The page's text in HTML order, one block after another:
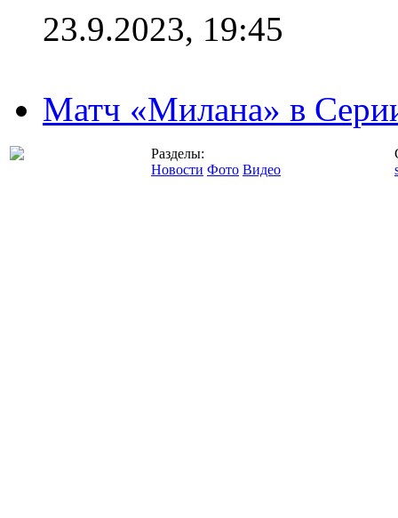
23.9.2023, 19:45
Матч «Милана» в
Разделы:
Новости Фото Видео